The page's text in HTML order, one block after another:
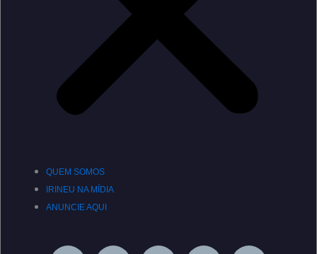
QUEM SOMOS
IRINEU NA MÍDIA
ANUNCIE AQUI